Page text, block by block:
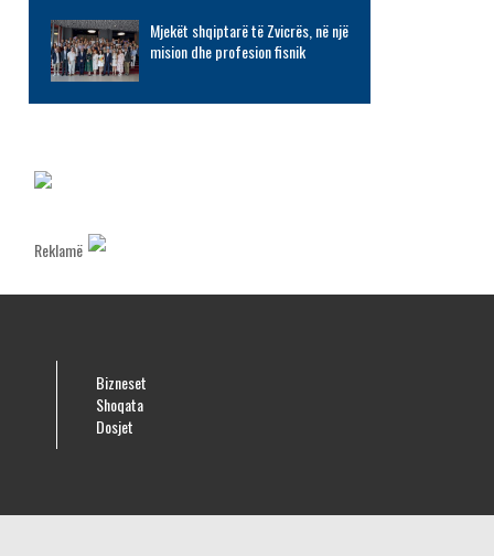
Mjekët shqiptarë të Zvicrës, në një
mision dhe profesion fisnik
Reklamë
Bizneset
Shoqata
Dosjet